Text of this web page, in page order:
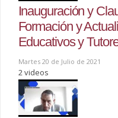
Inauguración y
Formación y
Educativos y
Martes 20 de Julio de 2021
2 videos